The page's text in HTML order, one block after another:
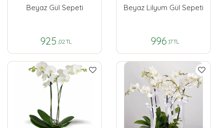
Beyaz Gül Sepeti
925 ,02 TL
Beyaz Lilyum Gül Sepeti
996 ,17 TL